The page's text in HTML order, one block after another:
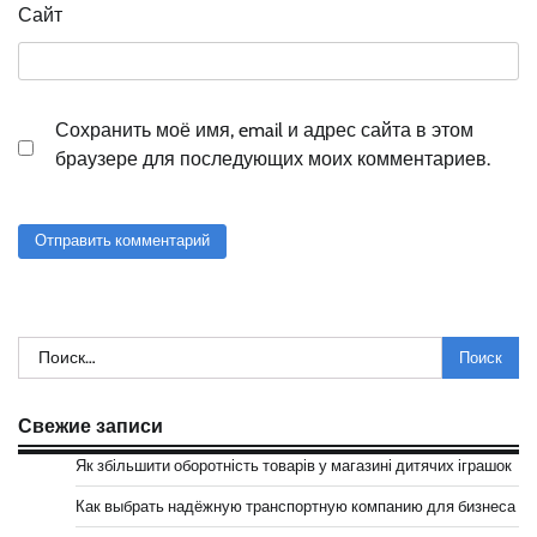
Сайт
Сохранить моё имя, email и адрес сайта в этом
браузере для последующих моих комментариев.
Найти:
Свежие записи
Як збільшити оборотність товарів у магазині дитячих іграшок
Как выбрать надёжную транспортную компанию для бизнеса